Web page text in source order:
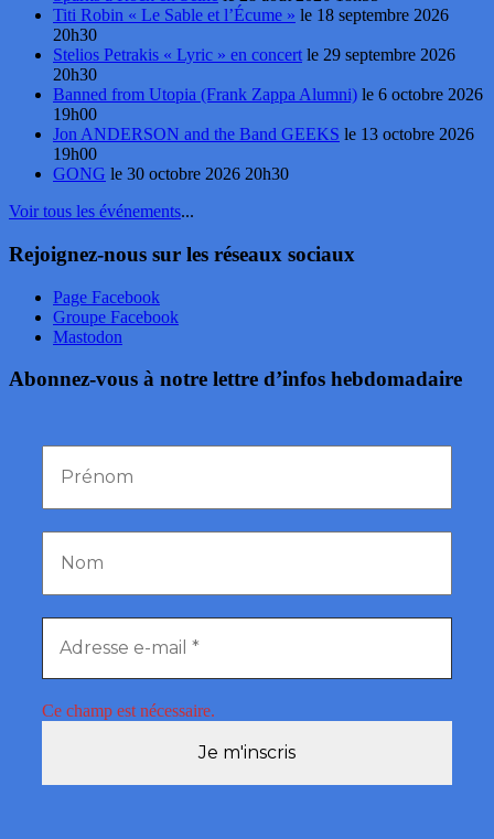
Titi Robin « Le Sable et l’Écume » le 18 septembre 2026
20h30
Stelios Petrakis « Lyric » en concert le 29 septembre 2026
20h30
Banned from Utopia (Frank Zappa Alumni) le 6 octobre 2026
19h00
Jon ANDERSON and the Band GEEKS le 13 octobre 2026
19h00
GONG le 30 octobre 2026 20h30
Voir tous les événements...
Rejoignez-nous sur les réseaux sociaux
Page Facebook
Groupe Facebook
Mastodon
Abonnez-vous à notre lettre d’infos hebdomadaire
Ce champ est nécessaire.